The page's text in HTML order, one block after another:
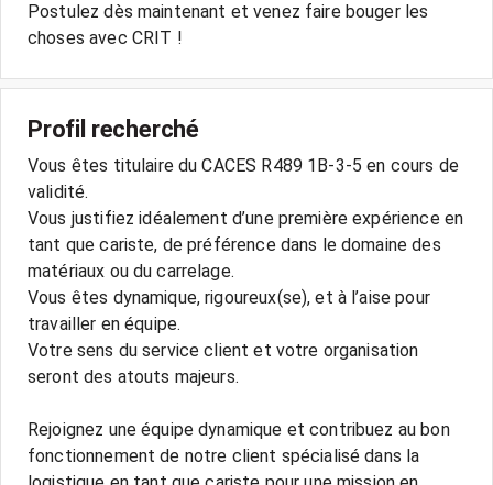
Postulez dès maintenant et venez faire bouger les
choses avec CRIT !
Profil recherché
Vous êtes titulaire du CACES R489 1B-3-5 en cours de
validité.
Vous justifiez idéalement d’une première expérience en
tant que cariste, de préférence dans le domaine des
matériaux ou du carrelage.
Vous êtes dynamique, rigoureux(se), et à l’aise pour
travailler en équipe.
Votre sens du service client et votre organisation
seront des atouts majeurs.
Rejoignez une équipe dynamique et contribuez au bon
fonctionnement de notre client spécialisé dans la